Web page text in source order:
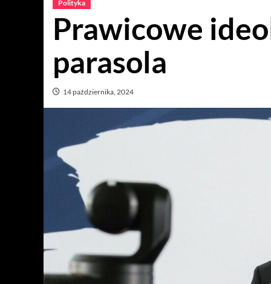
Polityka
Prawicowe
parasola
14 października, 2024